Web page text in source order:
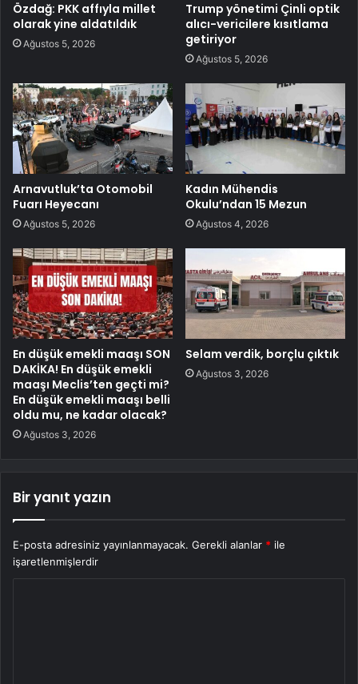
Özdağ: PKK affıyla millet
olarak yine aldatıldık
Ağustos 5, 2026
Trump yönetimi Çinli optik
alıcı-vericilere kısıtlama
getiriyor
Ağustos 5, 2026
Arnavutluk’ta Otomobil
Fuarı Heyecanı
Ağustos 5, 2026
Kadın Mühendis
Okulu’ndan 15 Mezun
Ağustos 4, 2026
En düşük emekli maaşı SON
DAKİKA! En düşük emekli
maaşı Meclis’ten geçti mi?
En düşük emekli maaşı belli
oldu mu, ne kadar olacak?
Ağustos 3, 2026
Selam verdik, borçlu çıktık
Ağustos 3, 2026
Bir yanıt yazın
E-posta adresiniz yayınlanmayacak. Gerekli alanlar * ile
işaretlenmişlerdir